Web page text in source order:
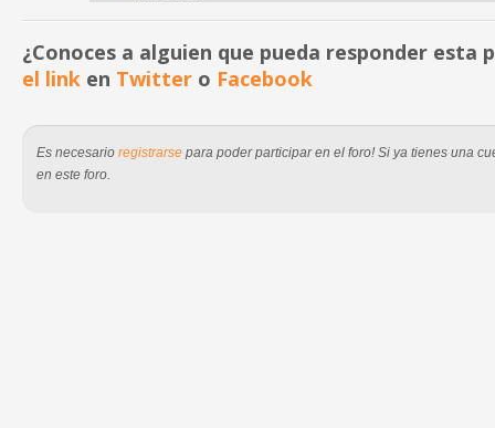
¿Conoces a alguien que pueda responder esta
el link en Twitter o Facebook
Es necesario registrarse para poder participar en el foro! Si ya tienes una
en este foro.